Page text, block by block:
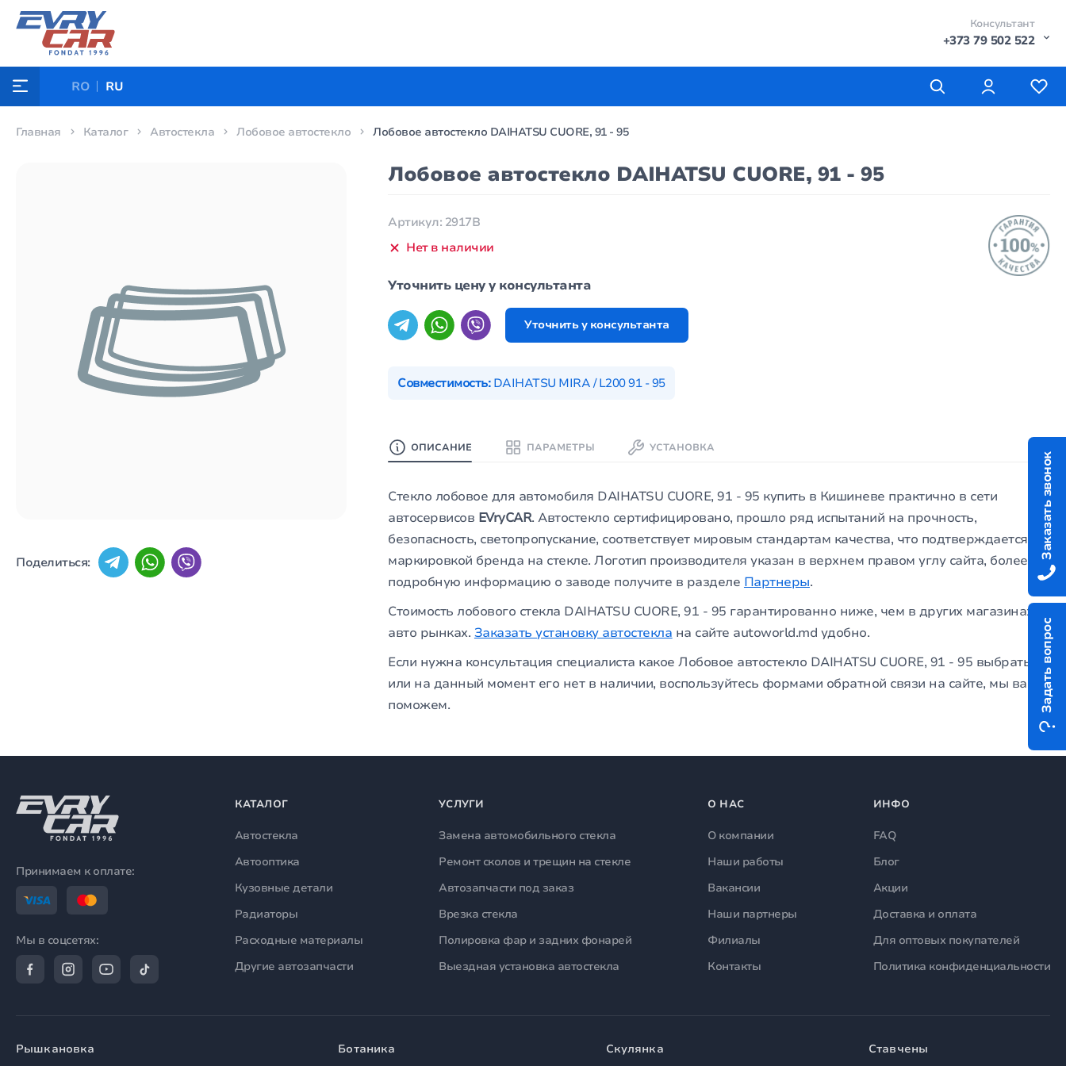
Консультант
+373 79 502 522
RO RU
Главная Каталог Автостекла Лобовое автостекло Лобовое автостекло DAIHATSU CUORE, 91 - 95
Поделиться:
Лобовое автостекло DAIHATSU CUORE, 91 - 95
Артикул: 2917B
Нет в наличии
Уточнить цену у консультанта
Уточнить у консультанта
Совместимость:DAIHATSU MIRA / L200 91 - 95
ОПИСАНИЕ ПАРАМЕТРЫ УСТАНОВКА
Стекло лобовое для автомобиля DAIHATSU CUORE, 91 - 95 купить в Кишиневе практично в сети
автосервисов EVryCAR. Автостекло сертифицировано, прошло ряд испытаний на прочность,
безопасность, светопропускание, соответствует мировым стандартам качества, что подтверждается
маркировкой бренда на стекле. Логотип производителя указан в верхнем правом углу сайта, более
подробную информацию о заводе получите в разделе Партнеры.
Стоимость лобового стекла DAIHATSU CUORE, 91 - 95 гарантированно ниже, чем в других магазинах,
авто рынках. Заказать установку автостекла на сайте autoworld.md удобно.
Если нужна консультация специалиста какое Лобовое автостекло DAIHATSU CUORE, 91 - 95 выбрать
или на данный момент его нет в наличии, воспользуйтесь формами обратной связи на сайте, мы вам
поможем.
Задать вопрос
Заказать звонок
Принимаем к оплате:
Мы в соцсетях:
КАТАЛОГ
Автостекла
Автооптика
Кузовные детали
Радиаторы
Расходные материалы
Другие автозапчасти
УСЛУГИ
Замена автомобильного стекла
Ремонт сколов и трещин на стекле
Автозапчасти под заказ
Врезка стекла
Полировка фар и задних фонарей
Выездная установка автостекла
О НАС
О компании
Наши работы
Вакансии
Наши партнеры
Филиалы
Контакты
ИНФО
FAQ
Блог
Акции
Доставка и оплата
Для оптовых покупателей
Политика конфиденциальности
Рышкановка
Ботаника
Скулянка
Ставчены